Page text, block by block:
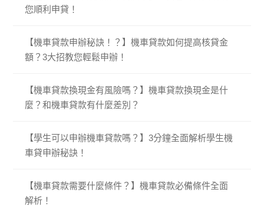
您順利申貸！
【機車貸款申辦秘訣！？】機車貸款如何提高核貸金
額？3大招教您輕鬆申辦！
【機車貸款換現金有風險嗎？】機車貸款換現金是什
麼？和機車貸款有什麼差別？
【學生可以申辦機車貸款嗎？】3分鐘全面解析學生機
車貸申辦秘訣！
【機車貸款需要什麼條件？】機車貸款必備條件全面
解析！